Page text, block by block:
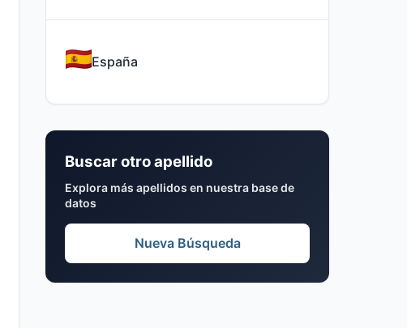
España
Buscar otro apellido
Explora más apellidos en nuestra base de
datos
Nueva Búsqueda